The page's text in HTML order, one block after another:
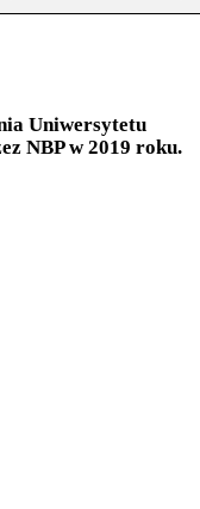
Uniwersytetu
NBP w 2019 roku.